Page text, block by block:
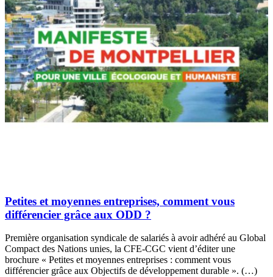
Petites et moyennes entreprises, comment vous
différencier grâce aux ODD ?
Première organisation syndicale de salariés à avoir adhéré au Global
Compact des Nations unies, la CFE-CGC vient d’éditer une
brochure « Petites et moyennes entreprises : comment vous
différencier grâce aux Objectifs de développement durable ». (…)